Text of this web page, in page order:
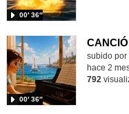
00′ 36″
Contenido
subido por
00′ 36″
hace 2
792